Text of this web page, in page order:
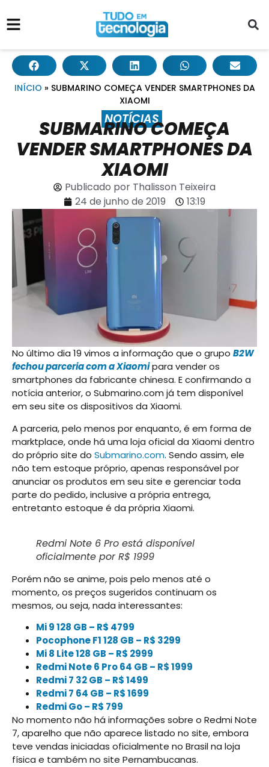
INÍCIO » SUBMARINO COMEÇA VENDER SMARTPHONES DA
XIAOMI
NOTÍCIAS
SUBMARINO COMEÇA
VENDER SMARTPHONES DA
XIAOMI
Publicado por Thalisson Teixeira
24 de junho de 2019
13:19
No último dia 19 vimos a informação que o grupo B2W
fechou parceria com a Xiaomipara vender os
smartphones da fabricante chinesa. E confirmando a
notícia anterior, o Submarino.com já tem disponível
em seu site os dispositivos da Xiaomi.
A parceria, pelo menos por enquanto, é em forma de
marktplace, onde há uma loja oficial da Xiaomi dentro
do próprio site do Submarino.com. Sendo assim, ele
não tem estoque próprio, apenas responsável por
anunciar os produtos em seu site e gerenciar toda
parte do pedido, inclusive a própria entrega,
entretanto estoque é da própria Xiaomi.
Redmi Note 6 Pro está disponível
oficialmente por R$ 1999
Porém não se anime, pois pelo menos até o
momento, os preços sugeridos continuam os
mesmos, ou seja, nada interessantes:
Mi 9 128 GB – R$ 4799
Pocophone F1 128 GB – R$ 3299
Mi 8 Lite 128 GB – R$ 2999
Redmi Note 6 Pro 64 GB – R$ 1999
Redmi 7 32 GB – R$ 1499
Redmi 7 64 GB – R$ 1699
Redmi Go – R$ 799
No momento não há informações sobre o Redmi Note
7, aparelho que não aparece listado no site, embora
teve vendas iniciadas oficialmente no Brasil na loja
física e também no site Pernambucanas.